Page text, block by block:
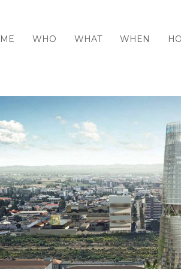
WHO WHAT WHEN